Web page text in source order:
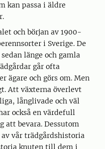
kan passa i äldre
och början av 1900-
i Sverige. De
länge och gamla
går ofta
ägare och görs om. Men
Att växterna överlevt
långlivade och väl
också en värdefull
att bevara. Dessutom
vår trädgårdshistoria
knuten till dem i